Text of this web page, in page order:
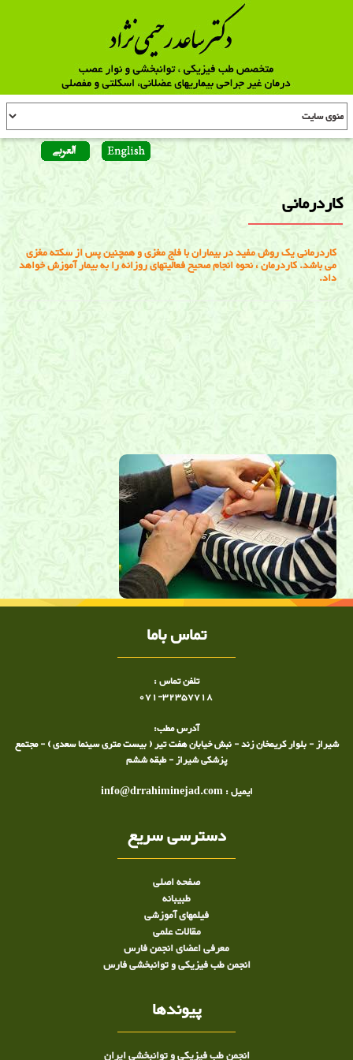
کاردرمانی
کاردرمانی یک روش مفید در بیماران با فلج مغزی و همچنین پس از سکته مغزی
می باشد. کاردرمان ، نحوه انجام صحیح فعالیتهای روزانه را به بیمار آموزش خواهد
داد.
کاردرمان در شیراز , کاردرمانی, فلج مغزی, متخصص فلج مغزی در شیراز,
سکته مغزی, درمان سکته مغزی در شیراز, فیزیوتراپی در شیراز , دکتر
فلج مغزی, توانبخشی فلج مغزی, متخصص فلج مغزی در شیراز, توانبخشی
سکته مغزی در شیراز, کلینیک درد ,کلینیک درد دکتر ساعد رحیمی نژاد
,دکتر ساعد رحیمی نژاد, کلینیک درد شیراز
تماس باما
تلفن تماس :
071-32357718
آدرس مطب:
شیراز - بلوار کریمخان زند - نبش خیابان هفت تیر ( بیست متری سینما سعدی ) - مجتمع
پزشکی شیراز - طبقه ششم
ایمیل : info@drrahiminejad.com
دسترسی سریع
صفحه اصلی
طبيبانه
فیلمهای آموزشی
مقالات علمی
معرفی اعضای انجمن فارس
انجمن طب فیزیکی و توانبخشی فارس
پیوندها
انجمن طب فیزیکی و توانبخشی ایران